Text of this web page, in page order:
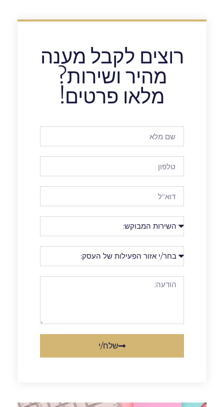
רוצים לקבל מענה
מהיר ושירות?
מלאו פרטים!
שלח/י